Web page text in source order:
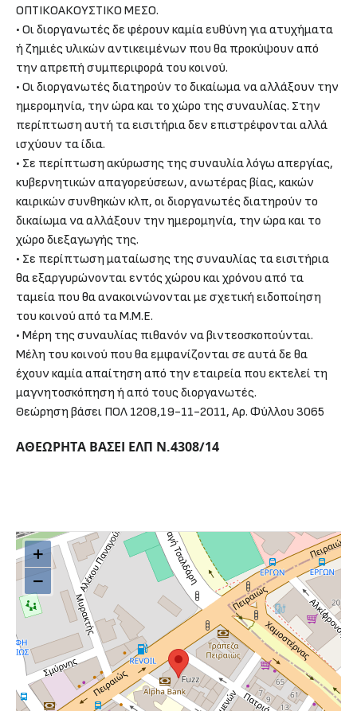
ΟΠΤΙΚΟΑΚΟΥΣΤΙΚΟ ΜΕΣΟ.
• Οι διοργανωτές δε φέρουν καμία ευθύνη για ατυχήματα
ή ζημιές υλικών αντικειμένων που θα προκύψουν από
την απρεπή συμπεριφορά του κοινού.
• Οι διοργανωτές διατηρούν το δικαίωμα να αλλάξουν την
ημερομηνία, την ώρα και το χώρο της συναυλίας. Στην
περίπτωση αυτή τα εισιτήρια δεν επιστρέφονται αλλά
ισχύουν τα ίδια.
• Σε περίπτωση ακύρωσης της συναυλία λόγω απεργίας,
κυβερνητικών απαγορεύσεων, ανωτέρας βίας, κακών
καιρικών συνθηκών κλπ, οι διοργανωτές διατηρούν το
δικαίωμα να αλλάξουν την ημερομηνία, την ώρα και το
χώρο διεξαγωγής της.
• Σε περίπτωση ματαίωσης της συναυλίας τα εισιτήρια
θα εξαργυρώνονται εντός χώρου και χρόνου από τα
ταμεία που θα ανακοινώνονται με σχετική ειδοποίηση
του κοινού από τα Μ.Μ.Ε.
• Μέρη της συναυλίας πιθανόν να βιντεοσκοπούνται.
Μέλη του κοινού που θα εμφανίζονται σε αυτά δε θα
έχουν καμία απαίτηση από την εταιρεία που εκτελεί τη
μαγνητοσκόπηση ή από τους διοργανωτές.
Θεώρηση βάσει ΠΟΛ 1208,19-11-2011, Αρ. Φύλλου 3065
ΑΘΕΩΡΗΤΑ ΒΑΣΕΙ ΕΛΠ Ν.4308/14
+
−